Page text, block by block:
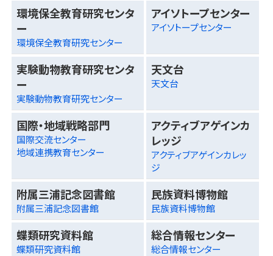
環境保全教育研究センタ
ー
環境保全教育研究センター
アイソトープセンター
アイソトープセンター
実験動物教育研究センタ
ー
実験動物教育研究センター
天文台
天文台
国際・地域戦略部門
国際交流センター
地域連携教育センター
アクティブアゲインカ
レッジ
アクティブアゲインカレッ
ジ
附属三浦記念図書館
附属三浦記念図書館
民族資料博物館
民族資料博物館
蝶類研究資料館
蝶類研究資料館
総合情報センター
総合情報センター